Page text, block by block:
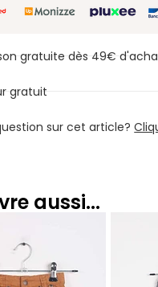
gratuite dès 49€
gratuit
sur cet article?
aussi...